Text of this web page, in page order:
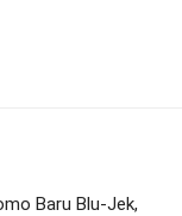
Baru Blu-Jek,